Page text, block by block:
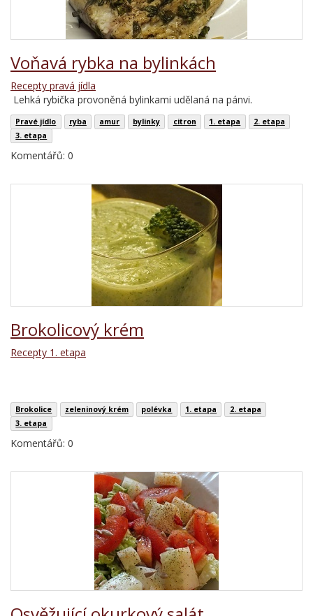
Voňavá rybka na bylinkách
Recepty pravá jídla
Lehká rybička provoněná bylinkami udělaná na pánvi.
Pravé jídlo ryba amur bylinky citron 1. etapa
2. etapa
3. etapa
Komentářů: 0
Brokolicový krém
Recepty 1. etapa
Brokolice zeleninový krém polévka 1. etapa
2. etapa
3. etapa
Komentářů: 0